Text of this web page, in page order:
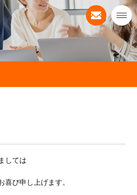
しては
喜び申し上げます。